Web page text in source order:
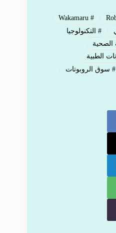
#
Wakamaru
#التكنولوجيا
الصحية
الطبية
# سوق الروبوتات